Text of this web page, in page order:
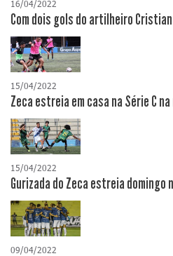
16/04/2022
Com dois gols do artilheiro
15/04/2022
Zeca estreia em casa na Série C
15/04/2022
Gurizada do Zeca estreia domingo
09/04/2022